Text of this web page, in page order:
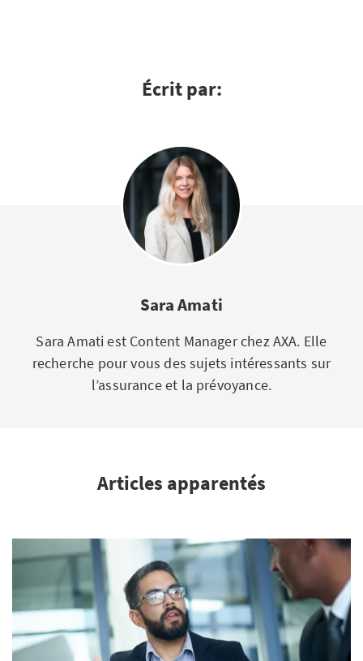
Écrit par:
Sara Amati
Sara Amati est Content Manager chez AXA. Elle
recherche pour vous des sujets intéressants sur
l’assurance et la prévoyance.
Articles apparentés